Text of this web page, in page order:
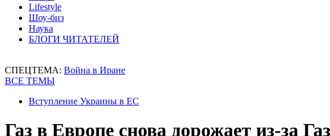
Lifestyle
Шоу-биз
Наука
БЛОГИ ЧИТАТЕЛЕЙ
СПЕЦТЕМА: Война в Иране
ВСЕ ТЕМЫ
Вступление Украины в ЕС
Газ в Европе снова дорожает из-за